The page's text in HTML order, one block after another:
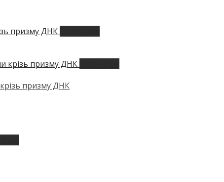
призму ДНК